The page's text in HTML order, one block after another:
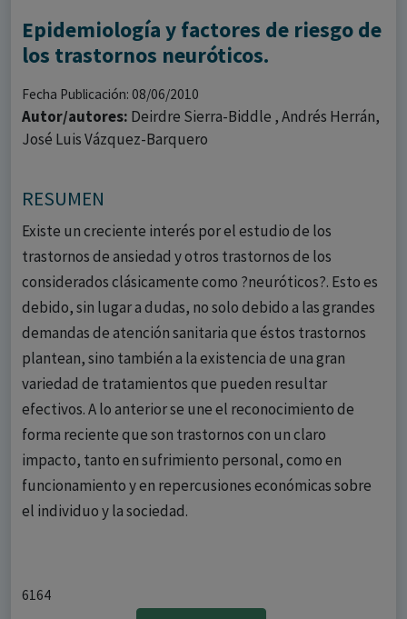
Epidemiología y factores de riesgo de
los trastornos neuróticos.
Fecha Publicación: 08/06/2010
Autor/autores: Deirdre Sierra-Biddle , Andrés Herrán,
José Luis Vázquez-Barquero
RESUMEN
Existe un creciente interés por el estudio de los
trastornos de ansiedad y otros trastornos de los
considerados clásicamente como ?neuróticos?. Esto es
debido, sin lugar a dudas, no solo debido a las grandes
demandas de atención sanitaria que éstos trastornos
plantean, sino también a la existencia de una gran
variedad de tratamientos que pueden resultar
efectivos. A lo anterior se une el reconocimiento de
forma reciente que son trastornos con un claro
impacto, tanto en sufrimiento personal, como en
funcionamiento y en repercusiones económicas sobre
el individuo y la sociedad.
6164